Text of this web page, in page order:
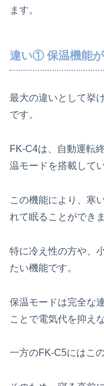
ます。
違い① 保温機能
最大の違いとして挙
です。
FK‑C4は、自動運転
温モードを搭載して
この機能により、寒
れて眠ることができま
特に冷え性の方や、
たい機能です。
保温モードは完全な
ことで電気代を抑え
一方のFK‑C5にはこ